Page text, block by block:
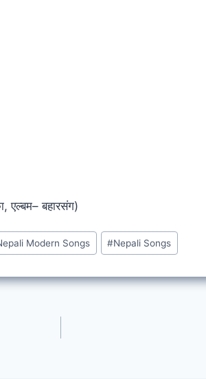
एल्बम– बहारसंग)
Modern Songs #Nepali Songs